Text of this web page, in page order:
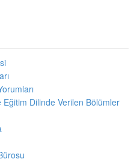
Dilinde Verilen Bölümler